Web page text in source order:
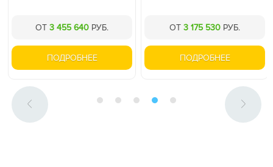
ОТ 3 455 640 РУБ.
ПОДРОБНЕЕ
ОТ 3 175 530 РУБ.
ПОДРОБНЕЕ